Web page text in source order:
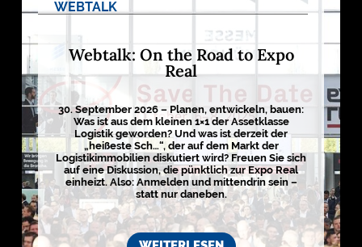
N
W
E
I
N
A
R
E
M
E
WEBTALK
Webtalk: On the Road to Expo
Real
30. September 2026 – Planen, entwickeln, bauen:
Was ist aus dem kleinen 1×1 der Assetklasse
Logistik geworden? Und was ist derzeit der
„heißeste Sch…“, der auf dem Markt der
Logistikimmobilien diskutiert wird? Freuen Sie sich
auf eine Diskussion, die pünktlich zur Expo Real
einheizt. Also: Anmelden und mittendrin sein –
statt nur daneben.